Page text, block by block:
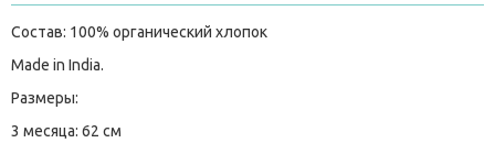
Состав: 100% органический хлопок
Made in India.
Размеры:
3 месяца: 62 см